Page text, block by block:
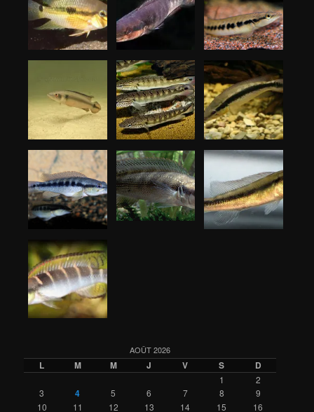
AOÛT 2026
L M M J V S D
1
2
3
4 5 6 7 8
9
10
11 12 13 14 15
16